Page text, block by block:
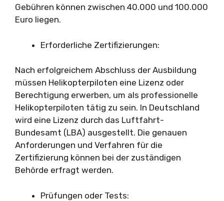
Gebühren können zwischen 40.000 und 100.000
Euro liegen.
Erforderliche Zertifizierungen:
Nach erfolgreichem Abschluss der Ausbildung
müssen Helikopterpiloten eine Lizenz oder
Berechtigung erwerben, um als professionelle
Helikopterpiloten tätig zu sein. In Deutschland
wird eine Lizenz durch das Luftfahrt-
Bundesamt (LBA) ausgestellt. Die genauen
Anforderungen und Verfahren für die
Zertifizierung können bei der zuständigen
Behörde erfragt werden.
Prüfungen oder Tests: